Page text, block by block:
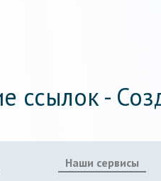
ссылок -
Наши сервисы